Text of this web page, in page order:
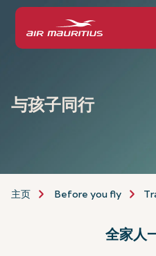
与孩子同行
主页 Before you fly
全家人